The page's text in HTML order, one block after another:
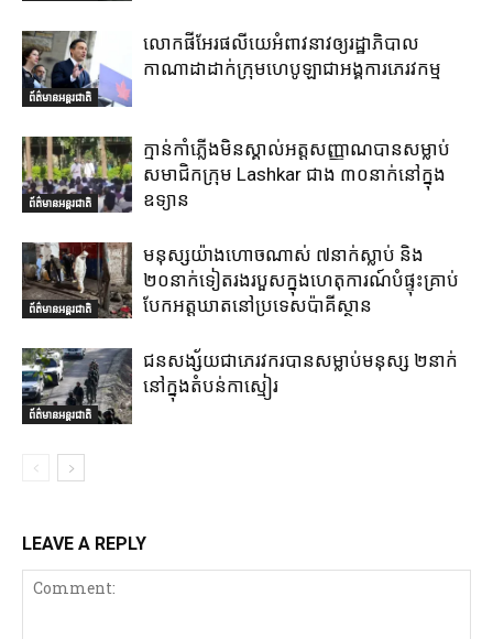
ព័ត៌មានអន្តរជាតិ
លោកផីអែរផលីយេអំពាវនាវឲ្យរដ្ឋាភិបាល
កាណាដាដាក់ក្រុមហេបូឡាជាអង្គការភេរវកម្ម
ព័ត៌មានអន្តរជាតិ
ក្មាន់កាំភ្លើងមិនស្គាល់អត្តសញ្ញាណបានសម្លាប់
សមាជិកក្រុម Lashkar ជាង ៣០នាក់នៅក្នុង
ឧទ្យាន
ព័ត៌មានអន្តរជាតិ
មនុស្សយ៉ាងហោចណាស់ ៧នាក់ស្លាប់ និង
២០នាក់ទៀតរងរបួសក្នុងហេតុការណ៍បំផ្ទុះគ្រាប់
បែកអត្តឃាតនៅប្រទេសប៉ាគីស្ថាន
ព័ត៌មានអន្តរជាតិ
ជនសង្ស័យជាភេរវករបានសម្លាប់មនុស្ស ២នាក់
នៅក្នុងតំបន់កាស្មៀរ
LEAVE A REPLY